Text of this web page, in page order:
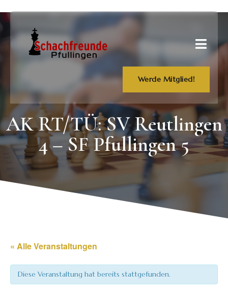
Werde Mitglied!
AK RT/TÜ: SV Reutlingen
4 – SF Pfullingen 5
« Alle Veranstaltungen
Diese Veranstaltung hat bereits stattgefunden.